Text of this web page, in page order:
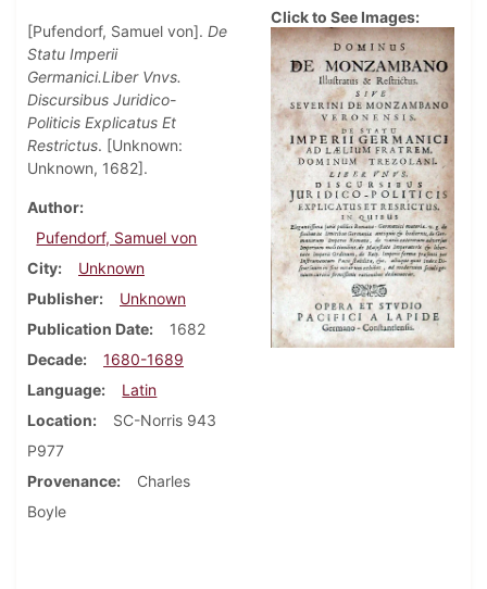
[Pufendorf, Samuel von]. De
Statu Imperii
Germanici.Liber Vnvs.
Discursibus Juridico-
Politicis Explicatus Et
Restrictus. [Unknown:
Unknown, 1682].
Author
Pufendorf, Samuel von
City
Unknown
Publisher
Unknown
Publication Date
1682
Decade
1680-1689
Language
Latin
Location
SC-Norris 943
P977
Provenance
Charles
Boyle
Click to See Images: